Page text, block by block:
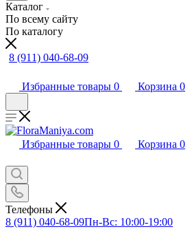
Каталог
По всему сайту
По каталогу
8 (911) 040-68-09
Избранные товары 0 Корзина 0
Избранные товары 0 Корзина 0
Телефоны
8 (911) 040-68-09Пн-Вс: 10:00-19:00